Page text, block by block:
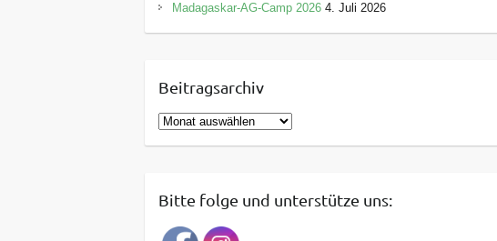
Madagaskar-AG-Camp 2026 4. Juli 2026
Beitragsarchiv
B
e
r
a
Bitte folge und unterstütze uns: